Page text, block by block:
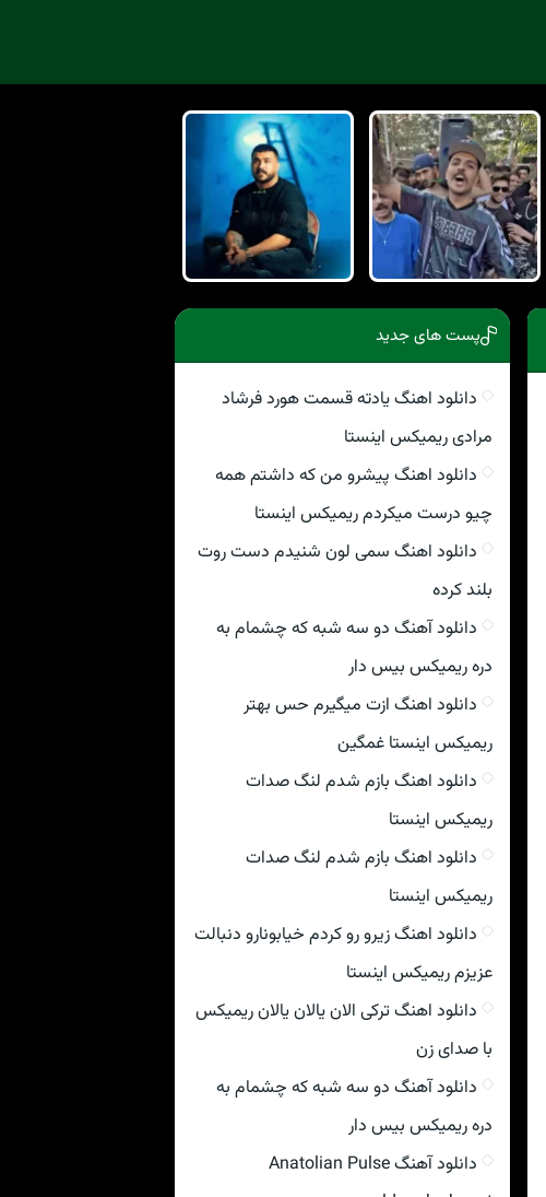
پست های جدید
دانلود اهنگ یادته قسمت هورد فرشاد
مرادی ریمیکس اینستا
دانلود اهنگ پیشرو من که داشتم همه
چیو درست میکردم ریمیکس اینستا
دانلود اهنگ سمی لون شنیدم دست روت
بلند کرده
دانلود آهنگ دو سه شبه که چشمام به
دره ریمیکس بیس دار
دانلود اهنگ ازت میگیرم حس بهتر
ریمیکس اینستا غمگین
دانلود اهنگ بازم شدم لنگ صدات
ریمیکس اینستا
دانلود اهنگ بازم شدم لنگ صدات
ریمیکس اینستا
دانلود اهنگ زیرو رو کردم خیابونارو دنبالت
عزیزم ریمیکس اینستا
دانلود اهنگ ترکی الان یالان یالان ریمیکس
با صدای زن
دانلود آهنگ دو سه شبه که چشمام به
دره ریمیکس بیس دار
دانلود آهنگ Anatolian Pulse